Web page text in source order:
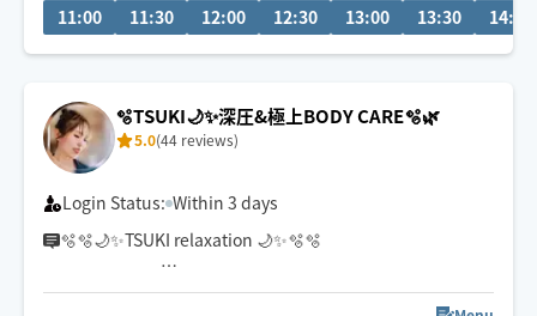
11:00 11:30 12:00 12:30 13:00 13:30 14:00
🫧TSUKI🌙✨深圧&極上BODY CARE🫧🌿
5.0(44 reviews)
Login Status: Within 3 days
🫧🫧🌙✨TSUKI relaxation 🌙✨🫧🫧
〜head🫧耳も丁寧にほぐします♡〜